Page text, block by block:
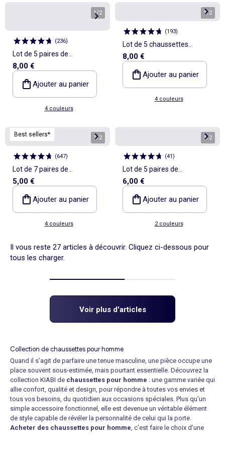
1/2
(236)
Lot de 5 paires de
chaussettes fantaisies
8,00 €
Ajouter au panier
4 couleurs
1/2
(193)
Lot de 5 chaussettes
côtelées
8,00 €
Ajouter au panier
4 couleurs
Best sellers* 1/2
(647)
Lot de 7 paires de
chaussettes invisibles
5,00 €
Ajouter au panier
4 couleurs
1/2
(41)
Lot de 5 paires de
socquettes de sport
6,00 €
Ajouter au panier
2 couleurs
Il vous reste 27 articles à découvrir. Cliquez ci-dessous pour
tous les charger.
Voir plus d'articles
Collection de chaussettes pour homme
Quand il s’agit de parfaire une tenue masculine, une pièce occupe une
place souvent sous-estimée, mais pourtant essentielle. Découvrez la
collection KIABI de chaussettes pour homme : une gamme variée qui
allie confort, qualité et design, pour répondre à toutes vos envies et
tous vos besoins, du quotidien aux occasions spéciales. Plus qu’un
simple accessoire fonctionnel, elle est devenue un véritable élément
de style capable de révéler la personnalité de celui qui la porte.
Acheter des chaussettes pour homme , c’est faire le choix d’une